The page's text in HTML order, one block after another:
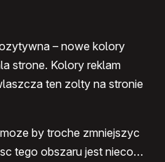
– nowe kolory
strone. Kolory reklam
ten zolty na stronie
by troche zmniejszyc
tego obszaru jest nieco…